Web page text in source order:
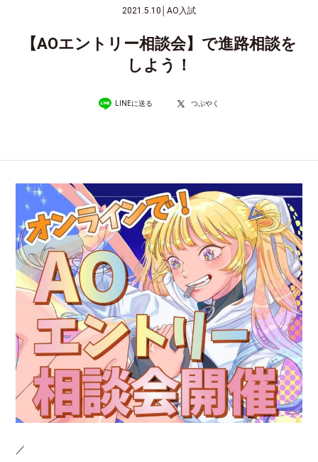
2021.5.10 AO入試
【AOエントリー相談会】で進路相談を
しよう！
LINEに送る つぶやく
／